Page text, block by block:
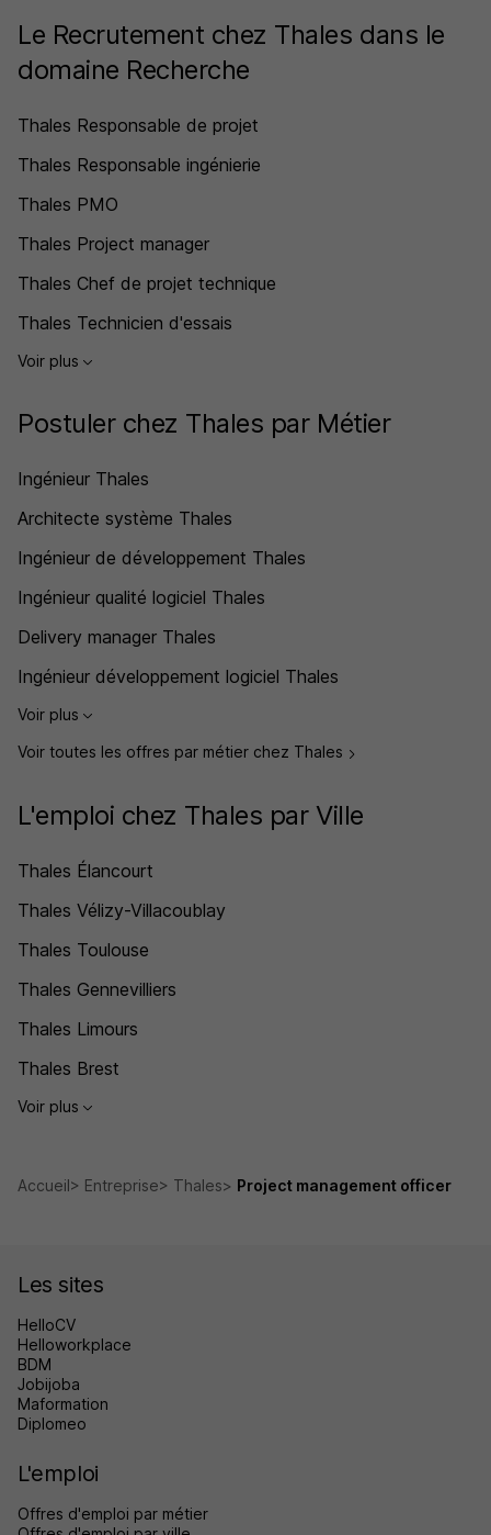
Le Recrutement chez Thales dans le
domaine Recherche
Thales Responsable de projet
Thales Responsable ingénierie
Thales PMO
Thales Project manager
Thales Chef de projet technique
Thales Technicien d'essais
Voir plus
Postuler chez Thales par Métier
Ingénieur Thales
Architecte système Thales
Ingénieur de développement Thales
Ingénieur qualité logiciel Thales
Delivery manager Thales
Ingénieur développement logiciel Thales
Voir plus
Voir toutes les offres par métier chez Thales
L'emploi chez Thales par Ville
Thales Élancourt
Thales Vélizy-Villacoublay
Thales Toulouse
Thales Gennevilliers
Thales Limours
Thales Brest
Voir plus
Accueil Entreprise Thales Project management officer
Les sites
HelloCV
Helloworkplace
BDM
Jobijoba
Maformation
Diplomeo
L'emploi
Offres d'emploi par métier